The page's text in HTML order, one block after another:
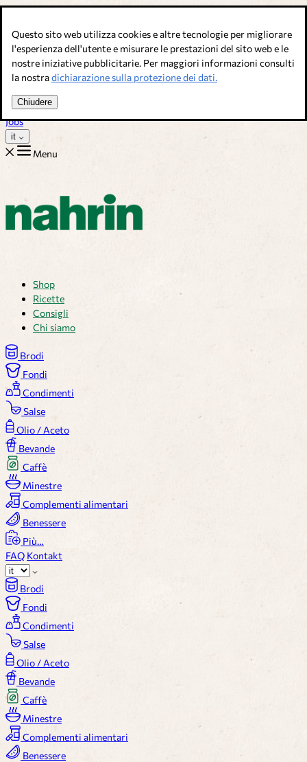
Questo sito web utilizza cookies e altre tecnologie per migliorare
l'esperienza dell'utente e misurare le prestazioni del sito web e le
nostre iniziative pubblicitarie. Per maggiori informazioni consulti
la nostradichiarazione sulla protezione dei dati.
Chiudere
Brodi, condimenti & complementi alimentari. Qualità svizzera.
Assistenza Clienti
Ricette
Consigli
Chi siamo
Jobs
it
Menu
Shop
Ricette
Consigli
Chi siamo
Brodi
Fondi
Condimenti
Salse
Olio / Aceto
Bevande
Caffè
Minestre
Complementi alimentari
Benessere
Più…
FAQ Kontakt
Brodi
Fondi
Condimenti
Salse
Olio / Aceto
Bevande
Caffè
Minestre
Complementi alimentari
Benessere